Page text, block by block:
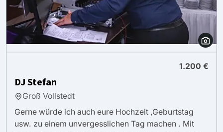
1.200 €
DJ Stefan
Groß Vollstedt
Gerne würde ich auch eure Hochzeit ,Geburtstag
usw. zu einem unvergesslichen Tag machen . Mit